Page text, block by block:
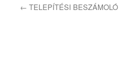
← TELEPÍTÉSI BESZÁMOLÓ